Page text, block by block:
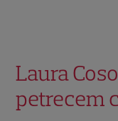
Laura
petrecem